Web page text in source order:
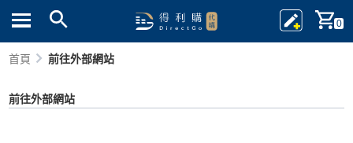
0
首頁 前往外部網站
前往外部網站